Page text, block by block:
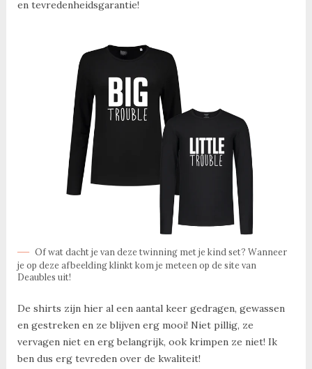
en tevredenheidsgarantie!
Of wat dacht je van deze twinning met je kind set? Wanneer
je op deze afbeelding klinkt kom je meteen op de site van
Deaubles uit!
De shirts zijn hier al een aantal keer gedragen, gewassen
en gestreken en ze blijven erg mooi! Niet pillig, ze
vervagen niet en erg belangrijk, ook krimpen ze niet! Ik
ben dus erg tevreden over de kwaliteit!